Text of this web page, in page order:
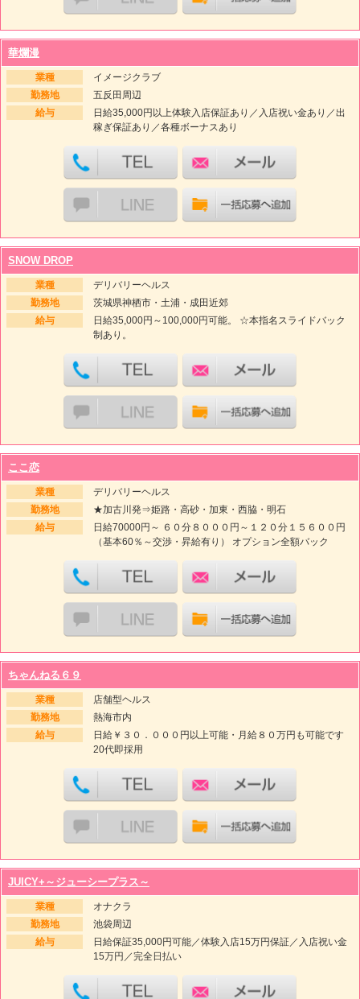
華爛漫
業種
イメージクラブ
勤務地
五反田周辺
給与
日給35,000円以上体験入店保証あり／入店祝い金あり／出
稼ぎ保証あり／各種ボーナスあり
SNOW DROP
業種
デリバリーヘルス
勤務地
茨城県神栖市・土浦・成田近郊
給与
日給35,000円～100,000円可能。 ☆本指名スライドバック
制あり。
ここ恋
業種
デリバリーヘルス
勤務地
★加古川発⇒姫路・高砂・加東・西脇・明石
給与
日給70000円～ ６０分８０００円～１２０分１５６００円
（基本60％～交渉・昇給有り） オプション全額バック
ちゃんねる６９
業種
店舗型ヘルス
勤務地
熱海市内
給与
日給￥３０．０００円以上可能・月給８０万円も可能です
20代即採用
JUICY+～ジューシープラス～
業種
オナクラ
勤務地
池袋周辺
給与
日給保証35,000円可能／体験入店15万円保証／入店祝い金
15万円／完全日払い